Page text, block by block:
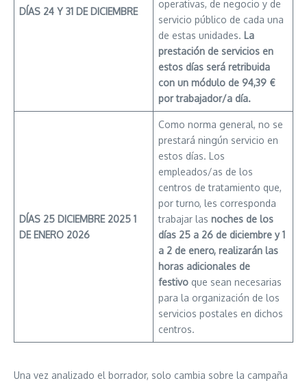
DÍAS 24 Y 31 DE DICIEMBRE
operativas, de negocio y de
servicio público de cada una
de estas unidades. La
prestación de servicios en
estos días será retribuida
con un módulo de 94,39 €
por trabajador/a día.
DÍAS 25 DICIEMBRE 2025 1
DE ENERO 2026
Como norma general, no se
prestará ningún servicio en
estos días. Los
empleados/as de los
centros de tratamiento que,
por turno, les corresponda
trabajar las noches de los
días 25 a 26 de diciembre y 1
a 2 de enero, realizarán las
horas adicionales de
festivo que sean necesarias
para la organización de los
servicios postales en dichos
centros.
Una vez analizado el borrador, solo cambia sobre la campaña